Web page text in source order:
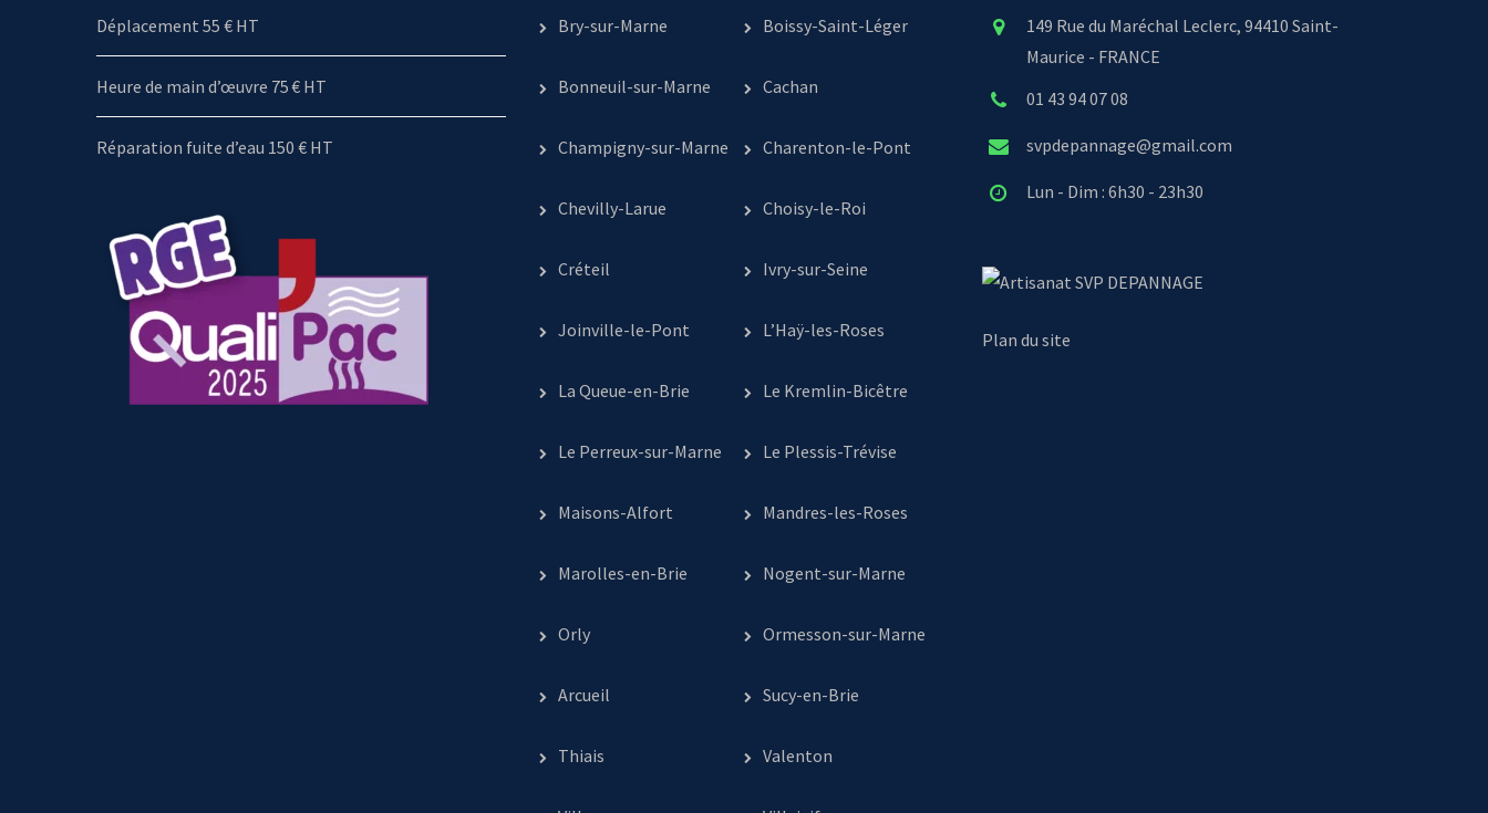
Déplacement 55 € HT
Heure de main d’œuvre 75 € HT
Réparation fuite d’eau 150 € HT
Bry-sur-Marne Boissy-Saint-Léger
Bonneuil-sur-Marne Cachan
Champigny-sur-Marne Charenton-le-Pont
Chevilly-Larue Choisy-le-Roi
Créteil Ivry-sur-Seine
Joinville-le-Pont L’Haÿ-les-Roses
La Queue-en-Brie Le Kremlin-Bicêtre
Le Perreux-sur-Marne Le Plessis-Trévise
Maisons-Alfort Mandres-les-Roses
Marolles-en-Brie Nogent-sur-Marne
Orly Ormesson-sur-Marne
Arcueil Sucy-en-Brie
Thiais Valenton
149 Rue du Maréchal Leclerc, 94410 Saint-
Maurice - FRANCE
01 43 94 07 08
svpdepannage@gmail.com
Lun - Dim : 6h30 - 23h30
SVP DEPANNAGE
Plan du site